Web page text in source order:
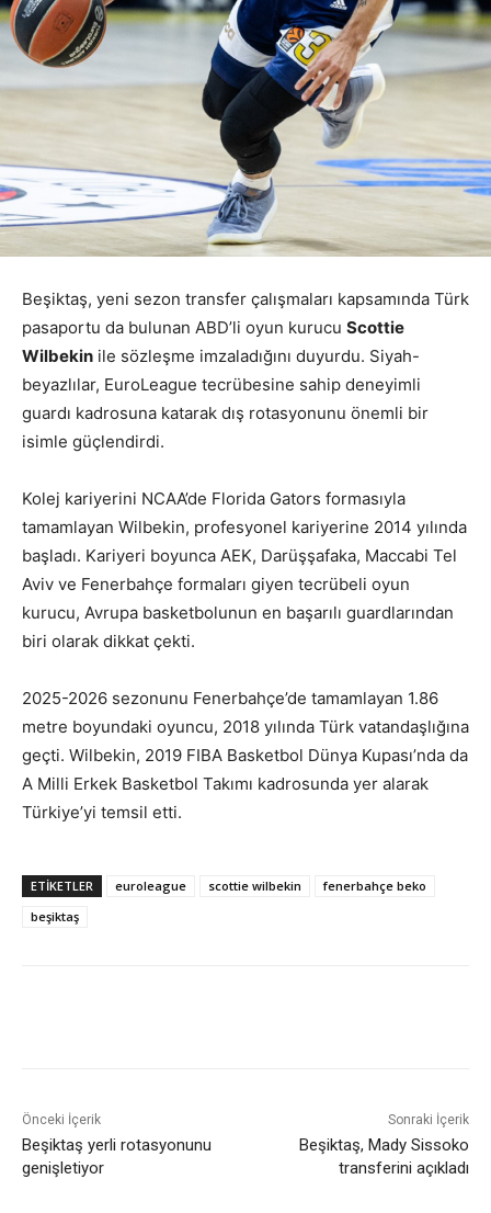
Beşiktaş, yeni sezon transfer çalışmaları kapsamında Türk
pasaportu da bulunan ABD’li oyun kurucu Scottie
Wilbekin ile sözleşme imzaladığını duyurdu. Siyah-
beyazlılar, EuroLeague tecrübesine sahip deneyimli
guardı kadrosuna katarak dış rotasyonunu önemli bir
isimle güçlendirdi.
Kolej kariyerini NCAA’de Florida Gators formasıyla
tamamlayan Wilbekin, profesyonel kariyerine 2014 yılında
başladı. Kariyeri boyunca AEK, Darüşşafaka, Maccabi Tel
Aviv ve Fenerbahçe formaları giyen tecrübeli oyun
kurucu, Avrupa basketbolunun en başarılı guardlarından
biri olarak dikkat çekti.
2025-2026 sezonunu Fenerbahçe’de tamamlayan 1.86
metre boyundaki oyuncu, 2018 yılında Türk vatandaşlığına
geçti. Wilbekin, 2019 FIBA Basketbol Dünya Kupası’nda da
A Milli Erkek Basketbol Takımı kadrosunda yer alarak
Türkiye’yi temsil etti.
ETIKETLER euroleague scottie wilbekin
fenerbahçe beko
beşiktaş
Önceki İçerik
Beşiktaş yerli rotasyonunu
genişletiyor
Sonraki İçerik
Beşiktaş, Mady Sissoko
transferini açıkladı